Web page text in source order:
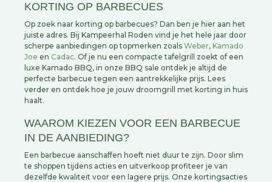
KORTING OP BARBECUES
Op zoek naar korting op barbecues? Dan ben je hier aan het
juiste adres. Bij Kampeerhal Roden vind je het hele jaar door
scherpe aanbiedingen op topmerken zoals Weber, Kamado
Joe en Cadac. Of je nu een compacte tafelgrill zoekt of een
luxe Kamado BBQ, in onze BBQ sale ontdek je altijd de
perfecte barbecue tegen een aantrekkelijke prijs. Lees
verder en ontdek hoe je jouw droomgrill met korting in huis
haalt.
WAAROM KIEZEN VOOR EEN BARBECUE
IN DE AANBIEDING?
Een barbecue aanschaffen hoeft niet duur te zijn. Door slim
te shoppen tijdens acties en uitverkoop profiteer je van
dezelfde kwaliteit voor een lagere prijs. Onze kortingsacties